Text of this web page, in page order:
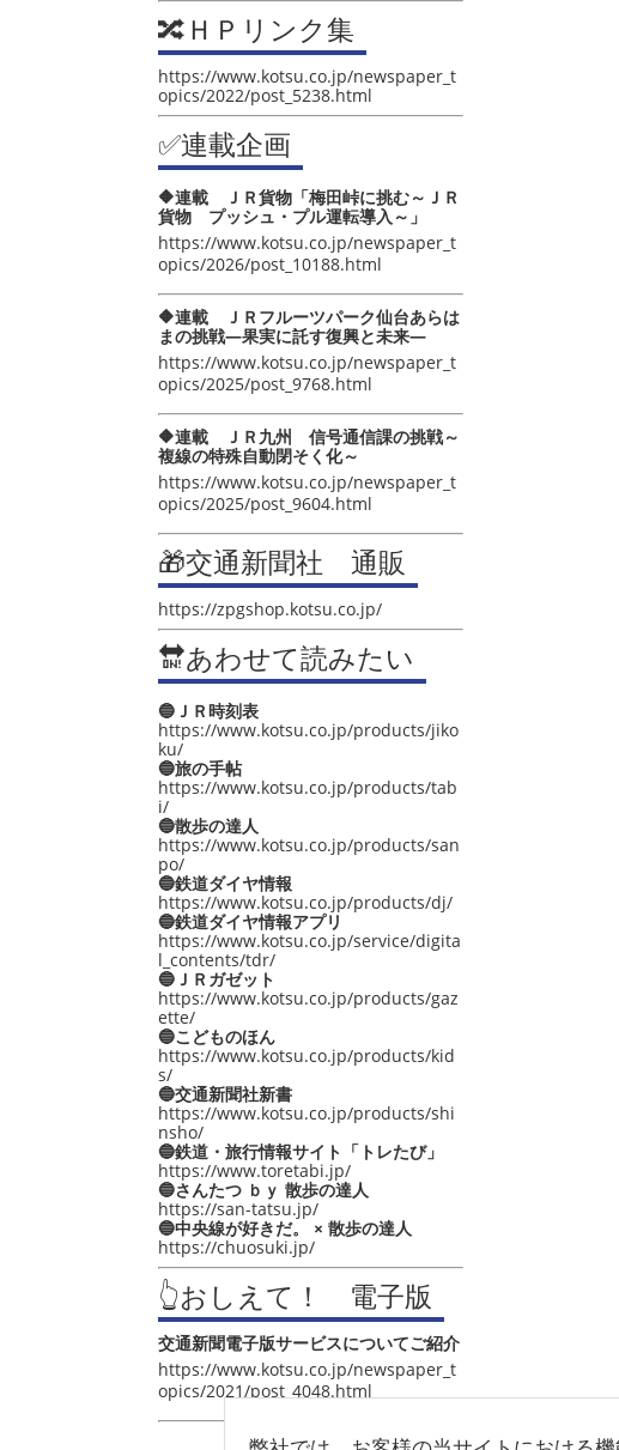
🔀ＨＰリンク集
https://www.kotsu.co.jp/newspaper_t
opics/2022/post_5238.html
✅連載企画
🔶連載 ＪＲ貨物「梅田峠に挑む～ＪＲ
貨物 プッシュ・プル運転導入～」
https://www.kotsu.co.jp/newspaper_t
opics/2026/post_10188.html
🔶連載 ＪＲフルーツパーク仙台あらは
まの挑戦―果実に託す復興と未来―
https://www.kotsu.co.jp/newspaper_t
opics/2025/post_9768.html
🔶連載 ＪＲ九州 信号通信課の挑戦～
複線の特殊自動閉そく化～
https://www.kotsu.co.jp/newspaper_t
opics/2025/post_9604.html
🎁交通新聞社 通販
https://zpgshop.kotsu.co.jp/
🔛あわせて読みたい
🔵ＪＲ時刻表
https://www.kotsu.co.jp/products/jiko
ku/
🔵旅の手帖
https://www.kotsu.co.jp/products/tab
i/
🔵散歩の達人
https://www.kotsu.co.jp/products/san
po/
🔵鉄道ダイヤ情報
https://www.kotsu.co.jp/products/dj/
🔵鉄道ダイヤ情報アプリ
https://www.kotsu.co.jp/service/digita
l_contents/tdr/
🔵ＪＲガゼット
https://www.kotsu.co.jp/products/gaz
ette/
🔵こどものほん
https://www.kotsu.co.jp/products/kid
s/
🔵交通新聞社新書
https://www.kotsu.co.jp/products/shi
nsho/
🔵鉄道・旅行情報サイト「トレたび」
https://www.toretabi.jp/
🔵さんたつ ｂｙ 散歩の達人
https://san-tatsu.jp/
🔵中央線が好きだ。 × 散歩の達人
https://chuosuki.jp/
👆おしえて！ 電子版
交通新聞電子版サービスについてご紹介
https://www.kotsu.co.jp/newspaper_t
opics/2021/post_4048.html